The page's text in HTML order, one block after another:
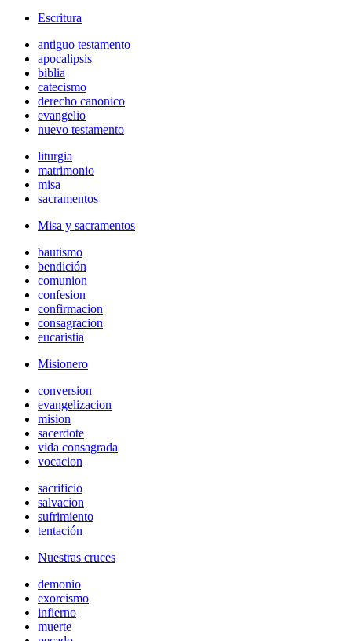
Escritura
antiguo testamento
apocalipsis
biblia
catecismo
derecho canonico
evangelio
nuevo testamento
liturgia
matrimonio
misa
sacramentos
Misa y sacramentos
bautismo
bendición
comunion
confesion
confirmacion
consagracion
eucaristia
Misionero
conversion
evangelizacion
mision
sacerdote
vida consagrada
vocacion
sacrificio
salvacion
sufrimiento
tentación
Nuestras cruces
demonio
exorcismo
infierno
muerte